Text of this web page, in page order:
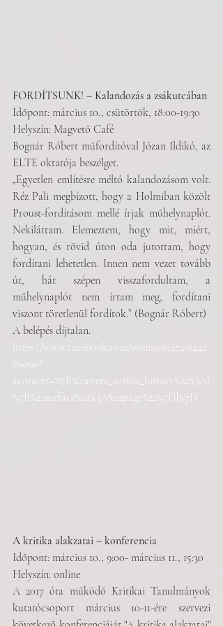
FORDÍTSUNK! – Kalandozás a zsákutcában
Időpont: március 10., csütörtök, 18:00-19:30
Helyszín: Magvető Café
Bognár Róbert műfordítóval Józan Ildikó, az
ELTE oktatója beszélget.
„Egyetlen említésre méltó kalandozásom volt.
Réz Pali megbízott, hogy a Holmiban közölt
Proust-fordításom mellé írjak műhelynaplót.
Nekiláttam. Elemeztem, hogy mit, miért,
hogyan, és rövid úton oda jutottam, hogy
fordítani lehetetlen. Innen nem vezet tovább
út, hát szépen visszafordultam, a
műhelynaplót nem írtam meg, fordítani
viszont töretlenül fordítok.” (Bognár Róbert)
A belépés díjtalan.
https://www.facebook.com/events/6347291442
86060?
acontext=%7B%22event_action_history%22%3A[
%7B%22surface%22%3A%22page%22%7D]%7D
A kritika alakzatai – konferencia
Időpont: március 10., 9:00- március 11., 15:30
Helyszín: online
A 2017 óta működő Kritikai Tanulmányok
kutatócsoport március 10-11-ére szervezi